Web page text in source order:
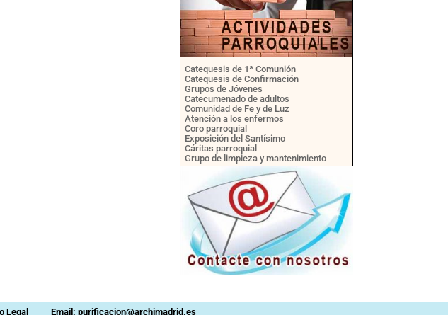
Catequesis de 1ª Comunión
Catequesis de Confirmación
Grupos de Jóvenes
Catecumenado de adultos
Comunidad de Fe y de Luz
Atención a los enfermos
Coro parroquial
Exposición del Santísimo
Cáritas parroquial
Grupo de limpieza y mantenimiento
Legal Email: purificacion@archimadrid.es